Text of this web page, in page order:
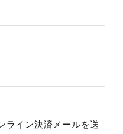
ライン決済メールを送